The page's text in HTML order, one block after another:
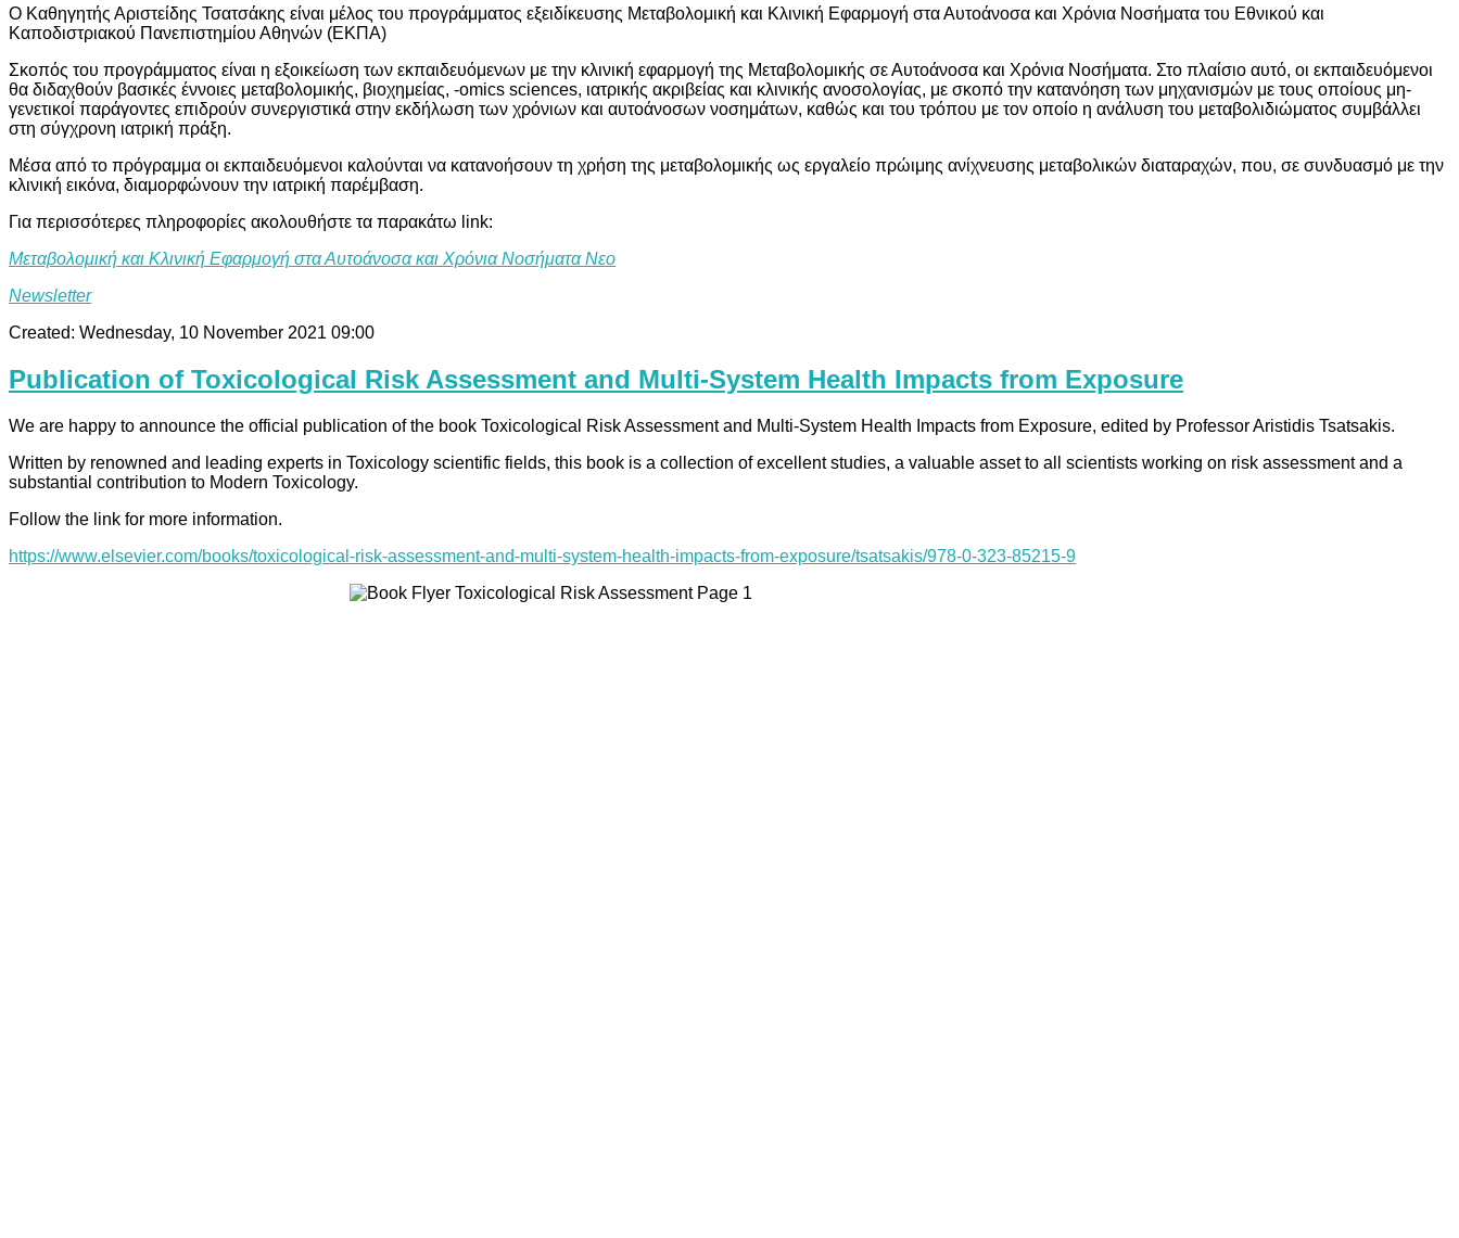
Ο Καθηγητής Αριστείδης Τσατσάκης είναι μέλος του προγράμματος εξειδίκευσης Μεταβολομική και Κλινική Εφαρμογή στα Αυτοάνοσα και Χρόνια Νοσήματα του Εθνικού και
Καποδιστριακού Πανεπιστημίου Αθηνών (ΕΚΠΑ)
Σκοπός του προγράμματος είναι η εξοικείωση των εκπαιδευόμενων με την κλινική εφαρμογή της Μεταβολομικής σε Αυτοάνοσα και Χρόνια Νοσήματα. Στο πλαίσιο αυτό, οι εκπαιδευόμενοι
θα διδαχθούν βασικές έννοιες μεταβολομικής, βιοχημείας, -omics sciences, ιατρικής ακριβείας και κλινικής ανοσολογίας, με σκοπό την κατανόηση των μηχανισμών με τους οποίους μη-
γενετικοί παράγοντες επιδρούν συνεργιστικά στην εκδήλωση των χρόνιων και αυτοάνοσων νοσημάτων, καθώς και του τρόπου με τον οποίο η ανάλυση του μεταβολιδιώματος συμβάλλει
στη σύγχρονη ιατρική πράξη.
Μέσα από το πρόγραμμα οι εκπαιδευόμενοι καλούνται να κατανοήσουν τη χρήση της μεταβολομικής ως εργαλείο πρώιμης ανίχνευσης μεταβολικών διαταραχών, που, σε συνδυασμό με την
κλινική εικόνα, διαμορφώνουν την ιατρική παρέμβαση.
Για περισσότερες πληροφορίες ακολουθήστε τα παρακάτω link:
Μεταβολομική και Κλινική Εφαρμογή στα Αυτοάνοσα και Χρόνια Νοσήματα Νεο
Νewsletter
Created: Wednesday, 10 November 2021 09:00
Publication of Toxicological Risk Assessment and Multi-System Health Impacts from Exposure
We are happy to announce the official publication of the book Toxicological Risk Assessment and Multi-System Health Impacts from Exposure, edited by Professor Aristidis Tsatsakis.
Written by renowned and leading experts in Toxicology scientific fields, this book is a collection of excellent studies, a valuable asset to all scientists working on risk assessment and a
substantial contribution to Modern Toxicology.
Follow the link for more information.
https://www.elsevier.com/books/toxicological-risk-assessment-and-multi-system-health-impacts-from-exposure/tsatsakis/978-0-323-85215-9